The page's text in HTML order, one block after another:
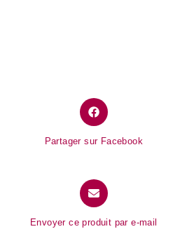
Partager sur Facebook
Envoyer ce produit par e-mail